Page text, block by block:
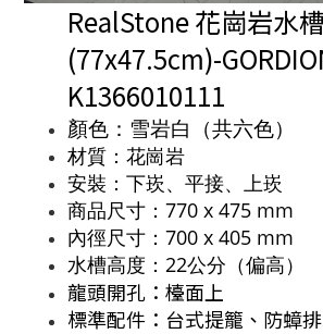
RealStone 花崗岩水
(77x47.5cm)-
K1366010111
顏色：雪岩白（共六色）
材質：花崗岩
安裝：下崁、平接、上崁
商品尺寸：770 x 475 mm
內徑尺寸：700 x 405 mm
水槽高度：22公分（偏高）
龍頭開孔：檯面上
標準配件：台式提籠、防蟑